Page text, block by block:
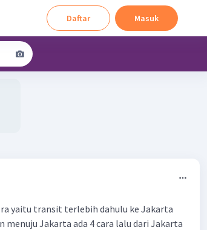
Daftar Masuk
yaitu transit terlebih dahulu ke Jakarta
menuju Jakarta ada 4 cara lalu dari Jakarta